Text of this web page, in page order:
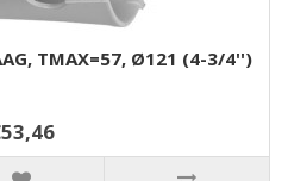
TMAX=57, Ø121 (4-3/4'')